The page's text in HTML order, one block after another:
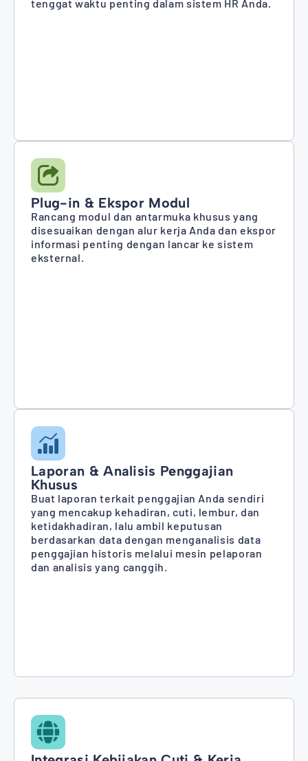
tenggat waktu penting dalam sistem HR Anda.
Plug-in & Ekspor Modul
Rancang modul dan antarmuka khusus yang
disesuaikan dengan alur kerja Anda dan ekspor
informasi penting dengan lancar ke sistem
eksternal.
Laporan & Analisis Penggajian
Khusus
Buat laporan terkait penggajian Anda sendiri
yang mencakup kehadiran, cuti, lembur, dan
ketidakhadiran, lalu ambil keputusan
berdasarkan data dengan menganalisis data
penggajian historis melalui mesin pelaporan
dan analisis yang canggih.